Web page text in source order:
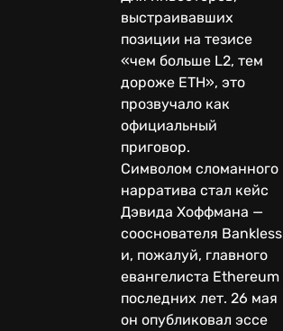
выстраивавших
позиции на тезисе
«чем больше L2, тем
дороже ETH», это
прозвучало как
официальный
приговор.
Символом сломанного
нарратива стал кейс
Дэвида Хоффмана —
сооснователя Bankless
и, пожалуй, главного
евангелиста Ethereum
последних лет. 26 мая
он опубликовал эссе